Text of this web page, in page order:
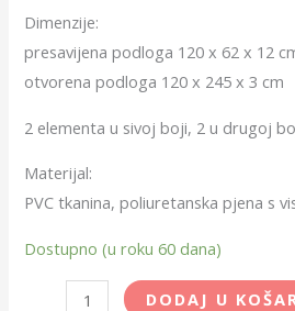
Dimenzije:
presavijena podloga 120 x 62 x 12
otvorena podloga 120 x 245 x 3 cm
2 elementa u sivoj boji, 2 u drugoj
Materijal:
PVC tkanina, poliuretanska pjena s
Dostupno (u roku 60 dana)
DODAJ U